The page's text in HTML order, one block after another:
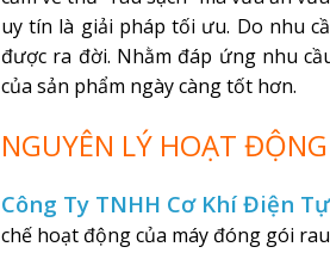
uy tín là giải pháp tối ưu. Do nhu
được ra đời. Nhằm đáp ứng nhu
của sản phẩm ngày càng tốt hơn.
NGUYÊN LÝ HOẠT
Công Ty TNHH Cơ Khí Điện
chế hoạt động của máy đóng gói